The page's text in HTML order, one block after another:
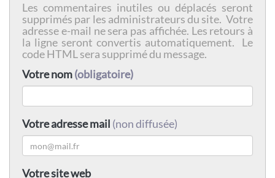
Les commentaires inutiles ou déplacés seront
supprimés par les administrateurs du site. Votre
adresse e-mail ne sera pas affichée. Les retours à
la ligne seront convertis automatiquement. Le
code HTML sera supprimé du message.
Votre nom(obligatoire)
Votre adresse mail (non diffusée)
Votre site web